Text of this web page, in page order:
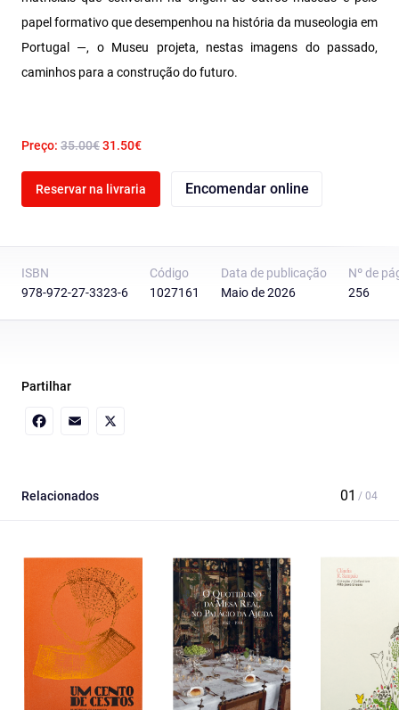
papel formativo que desempenhou na história da museologia em
Portugal —, o Museu projeta, nestas imagens do passado,
caminhos para a construção do futuro.
Preço: 35.00€31.50€
Reservar na livraria Encomendar online
ISBN
978-972-27-3323-6
Código
1027161
Data de publicação
Maio de 2026
Nº de
256
Partilhar
Relacionados